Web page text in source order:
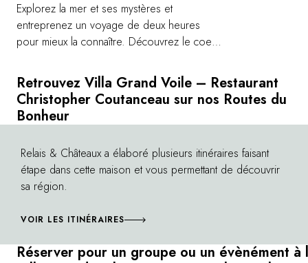
Retrouvez Villa Grand Voile – Restaurant
Christopher Coutanceau sur nos Routes du
Bonheur
Relais & Châteaux a élaboré plusieurs itinéraires faisant
étape dans cette maison et vous permettant de découvrir
sa région.
VOIR LES ITINÉRAIRES
Réserver pour un groupe ou un évènément à
Explorez la mer et ses mystères et
entreprenez un voyage de deux heures
pour mieux la connaître. Découvrez le coeur
aquariums privés d'Europe. Partez à la
rencontre de plus de 12 000 animaux
marins, et laissez-vous surprendre par la
biodiversité de l'Atlantique, de la
L'aquarium est engagé pour la défense de
l'environnement depuis de nombreuses
années, notamment en développant un
tortues marines dans son centre de
atlantique.